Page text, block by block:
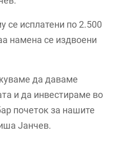
се исплатени по 2.500
намена се издвоени
да даваме
и да инвестираме во
почеток за нашите
Јанчев.